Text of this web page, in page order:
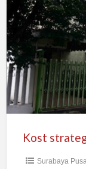
strategis
Surabaya
Pusat
Surabaya